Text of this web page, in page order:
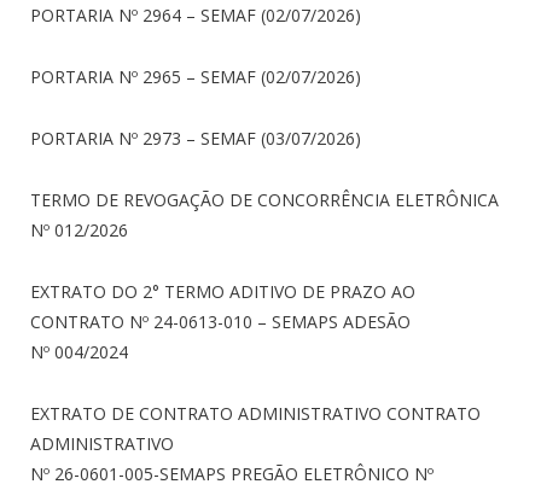
PORTARIA Nº 2964 – SEMAF (02/07/2026)
PORTARIA Nº 2965 – SEMAF (02/07/2026)
PORTARIA Nº 2973 – SEMAF (03/07/2026)
TERMO DE REVOGAÇÃO DE CONCORRÊNCIA ELETRÔNICA
Nº 012/2026
EXTRATO DO 2° TERMO ADITIVO DE PRAZO AO
CONTRATO Nº 24-0613-010 – SEMAPS ADESÃO
Nº 004/2024
EXTRATO DE CONTRATO ADMINISTRATIVO CONTRATO
ADMINISTRATIVO
Nº 26-0601-005-SEMAPS PREGÃO ELETRÔNICO Nº